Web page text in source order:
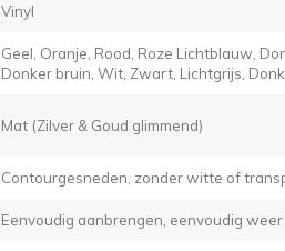
Vinyl
Geel, Oranje, Rood, Roze Lichtblauw,
Donker bruin, Wit, Zwart, Lichtgrijs,
Mat (Zilver & Goud glimmend)
Contourgesneden, zonder witte of
Eenvoudig aanbrengen, eenvoudig